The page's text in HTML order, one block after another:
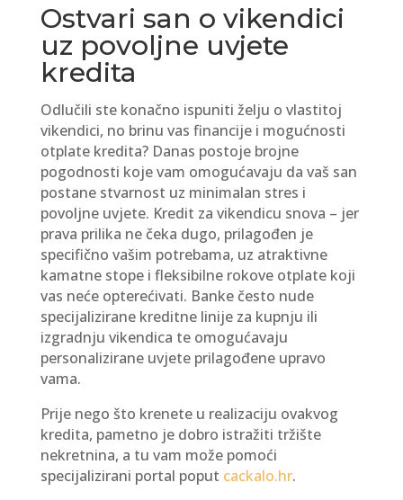
Ostvari san o vikendici
uz povoljne uvjete
kredita
Odlučili ste konačno ispuniti želju o vlastitoj
vikendici, no brinu vas financije i mogućnosti
otplate kredita? Danas postoje brojne
pogodnosti koje vam omogućavaju da vaš san
postane stvarnost uz minimalan stres i
povoljne uvjete. Kredit za vikendicu snova – jer
prava prilika ne čeka dugo, prilagođen je
specifično vašim potrebama, uz atraktivne
kamatne stope i fleksibilne rokove otplate koji
vas neće opterećivati. Banke često nude
specijalizirane kreditne linije za kupnju ili
izgradnju vikendica te omogućavaju
personalizirane uvjete prilagođene upravo
vama.
Prije nego što krenete u realizaciju ovakvog
kredita, pametno je dobro istražiti tržište
nekretnina, a tu vam može pomoći
specijalizirani portal poput cackalo.hr.